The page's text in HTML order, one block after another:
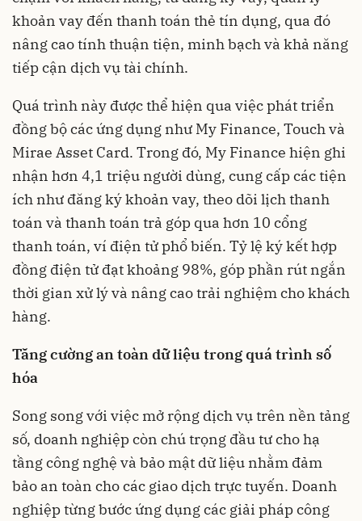
khoản vay đến thanh toán thẻ tín dụng, qua đó
nâng cao tính thuận tiện, minh bạch và khả năng
tiếp cận dịch vụ tài chính.
Quá trình này được thể hiện qua việc phát triển
đồng bộ các ứng dụng như My Finance, Touch và
Mirae Asset Card. Trong đó, My Finance hiện ghi
nhận hơn 4,1 triệu người dùng, cung cấp các tiện
ích như đăng ký khoản vay, theo dõi lịch thanh
toán và thanh toán trả góp qua hơn 10 cổng
thanh toán, ví điện tử phổ biến. Tỷ lệ ký kết hợp
đồng điện tử đạt khoảng 98%, góp phần rút ngắn
thời gian xử lý và nâng cao trải nghiệm cho khách
hàng.
Tăng cường an toàn dữ liệu trong quá trình số
hóa
Song song với việc mở rộng dịch vụ trên nền tảng
số, doanh nghiệp còn chú trọng đầu tư cho hạ
tầng công nghệ và bảo mật dữ liệu nhằm đảm
bảo an toàn cho các giao dịch trực tuyến. Doanh
nghiệp từng bước ứng dụng các giải pháp công